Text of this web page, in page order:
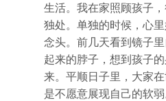
生活。我在家照顾孩子
独处。单独的时候，心
念头。前几天看到镜子
起来的脖子，想到孩子
来。平顺日子里，大家
是不愿意展现自己的软